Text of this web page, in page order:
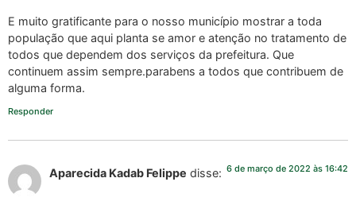
E muito gratificante para o nosso município mostrar a toda
população que aqui planta se amor e atenção no tratamento de
todos que dependem dos serviços da prefeitura. Que
continuem assim sempre.parabens a todos que contribuem de
alguma forma.
Responder
Aparecida Kadab Felippe disse: 6 de março de 2022 às 16:42